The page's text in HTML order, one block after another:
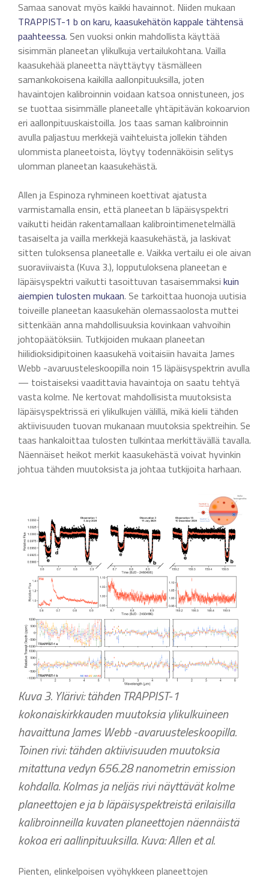
Samaa sanovat myös kaikki havainnot. Niiden mukaan
TRAPPIST-1 b on karu, kaasukehätön kappale tähtensä
paahteessa. Sen vuoksi onkin mahdollista käyttää
sisimmän planeetan ylikulkuja vertailukohtana. Vailla
kaasukehää planeetta näyttäytyy täsmälleen
samankokoisena kaikilla aallonpituuksilla, joten
havaintojen kalibroinnin voidaan katsoa onnistuneen, jos
se tuottaa sisimmälle planeetalle yhtäpitävän kokoarvion
eri aallonpituuskaistoilla. Jos taas saman kalibroinnin
avulla paljastuu merkkejä vaihteluista jollekin tähden
ulommista planeetoista, löytyy todennäköisin selitys
ulomman planeetan kaasukehästä.
Allen ja Espinoza ryhmineen koettivat ajatusta
varmistamalla ensin, että planeetan b läpäisyspektri
vaikutti heidän rakentamallaan kalibrointimenetelmällä
tasaiselta ja vailla merkkejä kaasukehästä, ja laskivat
sitten tuloksensa planeetalle e. Vaikka vertailu ei ole aivan
suoraviivaista (Kuva 3.), lopputuloksena planeetan e
läpäisyspektri vaikutti tasoittuvan tasaisemmaksi kuin
aiempien tulosten mukaan. Se tarkoittaa huonoja uutisia
toiveille planeetan kaasukehän olemassaolosta muttei
sittenkään anna mahdollisuuksia kovinkaan vahvoihin
johtopäätöksiin. Tutkijoiden mukaan planeetan
hiilidioksidipitoinen kaasukehä voitaisiin havaita James
Webb -avaruusteleskoopilla noin 15 läpäisyspektrin avulla
— toistaiseksi vaadittavia havaintoja on saatu tehtyä
vasta kolme. Ne kertovat mahdollisista muutoksista
läpäisyspektrissä eri ylikulkujen välillä, mikä kielii tähden
aktiivisuuden tuovan mukanaan muutoksia spektreihin. Se
taas hankaloittaa tulosten tulkintaa merkittävällä tavalla.
Näennäiset heikot merkit kaasukehästä voivat hyvinkin
johtua tähden muutoksista ja johtaa tutkijoita harhaan.
Kuva 3. Ylärivi: tähden TRAPPIST-1
kokonaiskirkkauden muutoksia ylikulkuineen
havaittuna James Webb -avaruusteleskoopilla.
Toinen rivi: tähden aktiivisuuden muutoksia
mitattuna vedyn 656.28 nanometrin emission
kohdalla. Kolmas ja neljäs rivi näyttävät kolme
planeettojen e ja b läpäisyspektreistä erilaisilla
kalibroinneilla kuvaten planeettojen näennäistä
kokoa eri aallinpituuksilla. Kuva: Allen et al.
Pienten, elinkelpoisen vyöhykkeen planeettojen